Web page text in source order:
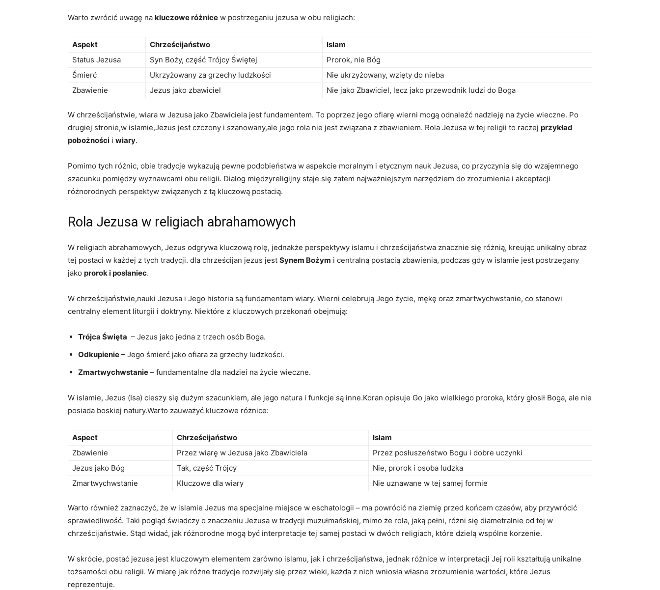
Warto zwrócić uwagę na kluczowe różnice w postrzeganiu‌ jezusa w obu religiach:
Aspekt Chrześcijaństwo
Islam
Status Jezusa
Syn Boży, część Trójcy ⁢Świętej
Prorok, nie Bóg
Śmierć
Ukrzyżowany za grzechy ludzkości
Nie ukrzyżowany, wzięty do ​nieba
Zbawienie
Jezus jako zbawiciel Nie ⁤jako Zbawiciel, lecz jako ⁤przewodnik ludzi do Boga
W⁤ chrześcijaństwie, wiara w Jezusa ‍jako Zbawiciela jest fundamentem. To poprzez jego ofiarę wierni mogą​ odnaleźć ⁣nadzieję na życie wieczne.‌ Po
drugiej⁣ stronie,w islamie,Jezus jest czczony ‍i szanowany,ale jego rola nie jest ​związana z zbawieniem. Rola Jezusa w tej religii to raczej przykład
pobożności i⁢ wiary.
Pomimo​ tych różnic, obie tradycje ⁣wykazują pewne podobieństwa w aspekcie moralnym i etycznym nauk Jezusa, ⁤co przyczynia się do wzajemnego
szacunku pomiędzy wyznawcami obu religii. Dialog międzyreligijny staje ‍się zatem najważniejszym narzędziem do‌ zrozumienia ⁢i akceptacji
różnorodnych perspektyw związanych z tą kluczową postacią.
Rola ⁣Jezusa w‌ religiach abrahamowych
W religiach abrahamowych, Jezus odgrywa ⁢kluczową rolę, jednakże perspektywy islamu i chrześcijaństwa znacznie⁢ się różnią, kreując unikalny obraz
tej postaci w⁣ każdej z tych tradycji. dla chrześcijan jezus jest⁢ Synem Bożym ⁢i centralną postacią zbawienia, podczas gdy w islamie jest postrzegany
jako prorok ‌i posłaniec.
W chrześcijaństwie,nauki Jezusa ​i Jego historia są fundamentem wiary. Wierni celebrują Jego ‍życie, mękę oraz zmartwychwstanie, co stanowi
centralny element ⁤liturgii i doktryny.⁤ Niektóre ‌z kluczowych przekonań obejmują:
Trójca⁣ Święta ​ – Jezus jako jedna z trzech osób Boga.
Odkupienie – Jego śmierć jako ofiara⁤ za grzechy ludzkości.
Zmartwychwstanie ‍– fundamentalne dla nadziei na życie wieczne.
W islamie, Jezus (Isa) ⁤cieszy się dużym ‍szacunkiem, ale jego natura⁣ i funkcje ‍są inne.Koran opisuje Go jako wielkiego proroka, który ⁣głosił Boga, ale nie
posiada boskiej natury.Warto zauważyć kluczowe‌ różnice:
Aspect Chrześcijaństwo
Islam
Zbawienie
Przez wiarę w ‌Jezusa jako ‌Zbawiciela
Przez posłuszeństwo‍ Bogu i dobre uczynki
Jezus jako Bóg
Tak, część Trójcy
Nie, prorok i osoba ludzka
Zmartwychwstanie
Kluczowe⁤ dla wiary Nie uznawane w​ tej samej ⁢formie
Warto również zaznaczyć, że ⁢w islamie Jezus ma specjalne miejsce w eschatologii – ma powrócić na ziemię ⁢przed końcem czasów, aby przywrócić
sprawiedliwość. Taki pogląd ‍świadczy o znaczeniu Jezusa⁢ w tradycji ‍muzułmańskiej, mimo że⁣ rola, jaką pełni, różni się diametralnie od tej w
chrześcijaństwie. Stąd widać, jak różnorodne mogą być⁤ interpretacje tej samej⁢ postaci w dwóch ​religiach, ​które dzielą wspólne korzenie.
W⁣ skrócie, postać jezusa jest kluczowym elementem zarówno islamu, jak i chrześcijaństwa,‍ jednak‍ różnice ‌w interpretacji Jej roli‍ kształtują unikalne
tożsamości⁢ obu religii. W miarę jak różne tradycje rozwijały się⁤ przez wieki, każda‍ z nich wniosła własne zrozumienie wartości, które⁣ Jezus
⁤reprezentuje.